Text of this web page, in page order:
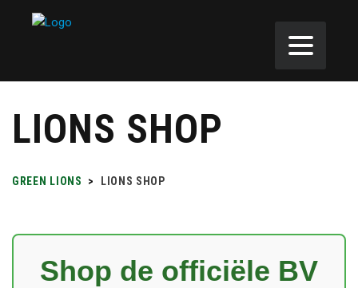
LIONS SHOP
GREEN LIONS > LIONS SHOP
Shop de officiële BV